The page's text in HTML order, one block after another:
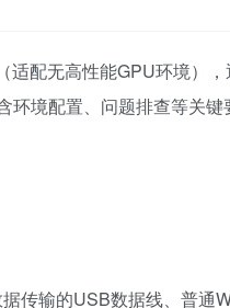
配无高性能GPU环境）
境配置、问题排查等关
传输的USB数据线、普通